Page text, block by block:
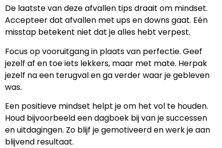
De laatste van deze afvallen tips draait om mindset.
Accepteer dat afvallen met ups en downs gaat. Eén
misstap betekent niet dat je alles hebt verpest.
Focus op vooruitgang in plaats van perfectie. Geef
jezelf af en toe iets lekkers, maar met mate. Herpak
jezelf na een terugval en ga verder waar je gebleven
was.
Een positieve mindset helpt je om het vol te houden.
Houd bijvoorbeeld een dagboek bij van je successen
en uitdagingen. Zo blijf je gemotiveerd en werk je aan
blijvend resultaat.